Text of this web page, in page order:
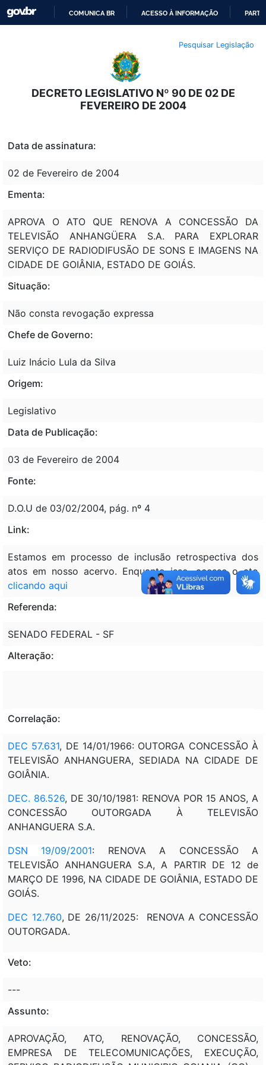
O
CONTEÚDO
COMUNICA BR ACESSO À INFORMAÇÃO
Pesquisar Legislação
DECRETO LEGISLATIVO Nº 90 DE 02 DE
FEVEREIRO DE 2004
Data de assinatura:
02 de Fevereiro de 2004
Ementa:
APROVA O ATO QUE RENOVA A CONCESSÃO DA
TELEVISÃO ANHANGÜERA S.A. PARA EXPLORAR
SERVIÇO DE RADIODIFUSÃO DE SONS E IMAGENS NA
CIDADE DE GOIÂNIA, ESTADO DE GOIÁS.
Situação:
Não consta revogação expressa
Chefe de Governo:
Luiz Inácio Lula da Silva
Origem:
Legislativo
Data de Publicação:
03 de Fevereiro de 2004
Fonte:
D.O.U de 03/02/2004, pág. nº 4
Link:
Estamos em processo de inclusão retrospectiva dos
atos em nosso acervo. Enquanto isso, acesse o ato
clicando aqui
Referenda:
SENADO FEDERAL - SF
Alteração:
Correlação:
DEC 57.631, DE 14/01/1966: OUTORGA CONCESSÃO À
TELEVISÃO ANHANGUERA, SEDIADA NA CIDADE DE
GOIÂNIA.
DEC. 86.526, DE 30/10/1981: RENOVA POR 15 ANOS, A
CONCESSÃO OUTORGADA À TELEVISÃO
ANHANGUERA S.A.
DSN 19/09/2001: RENOVA A CONCESSÃO A
TELEVISÃO ANHANGUERA S.A, A PARTIR DE 12 de
MARÇO DE 1996, NA CIDADE DE GOIÂNIA, ESTADO DE
GOIÁS.
DEC 12.760, DE 26/11/2025: RENOVA A CONCESSÃO
OUTORGADA.
Veto:
---
Assunto:
APROVAÇÃO, ATO, RENOVAÇÃO, CONCESSÃO,
EMPRESA DE TELECOMUNICAÇÕES, EXECUÇÃO,